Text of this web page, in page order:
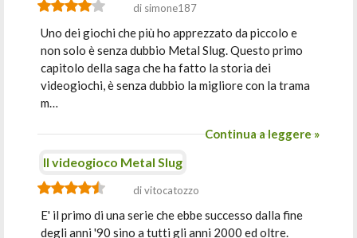
di simone187
Uno dei giochi che più ho apprezzato da piccolo e
non solo è senza dubbio Metal Slug. Questo primo
capitolo della saga che ha fatto la storia dei
videogiochi, è senza dubbio la migliore con la trama
m…
Continua a leggere »
Il videogioco Metal Slug
di vitocatozzo
E' il primo di una serie che ebbe successo dalla fine
degli anni '90 sino a tutti gli anni 2000 ed oltre.